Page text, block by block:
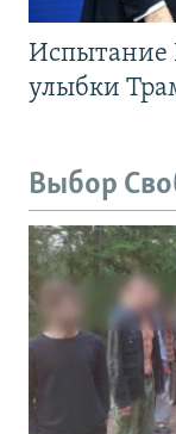
Испытание
улыбки
Выбор